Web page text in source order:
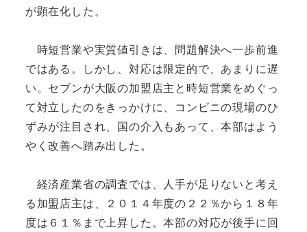
が顕在化した。
時短営業や実質値引きは、問題解決へ一歩前進
ではある。しかし、対応は限定的で、あまりに遅
い。セブンが大阪の加盟店主と時短営業をめぐっ
て対立したのをきっかけに、コンビニの現場のひ
ずみが注目され、国の介入もあって、本部はよう
やく改善へ踏み出した。
経済産業省の調査では、人手が足りないと考え
る加盟店主は、２０１４年度の２２％から１８年
度は６１％まで上昇した。本部の対応が後手に回